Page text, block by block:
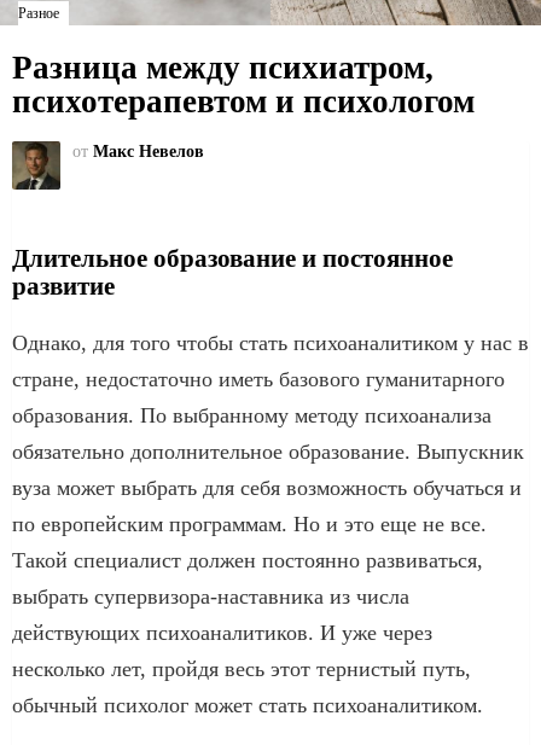
Разное
Разница между психиатром,
психотерапевтом и психологом
от Макс Невелов
Длительное образование и постоянное
развитие
Однако, для того чтобы стать психоаналитиком у нас в
стране, недостаточно иметь базового гуманитарного
образования. По выбранному методу психоанализа
обязательно дополнительное образование. Выпускник
вуза может выбрать для себя возможность обучаться и
по европейским программам. Но и это еще не все.
Такой специалист должен постоянно развиваться,
выбрать супервизора-наставника из числа
действующих психоаналитиков. И уже через
несколько лет, пройдя весь этот тернистый путь,
обычный психолог может стать психоаналитиком.